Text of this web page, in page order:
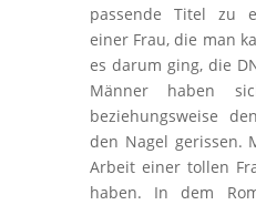
passende Titel zu
einer Frau, die man
es darum ging, die
Männer haben
beziehungsweise
den Nagel gerissen.
Arbeit einer tollen
haben. In dem